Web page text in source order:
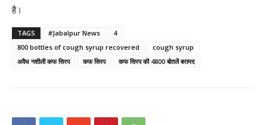
है।
TAGS #Jabalpur News
4
800 bottles of cough syrup recovered
cough syrup
अवैध नशीली कफ सिरप
कफ सिरप कफ सिरप की 4800 बोतलें बरामद